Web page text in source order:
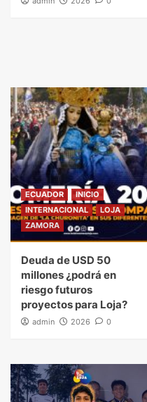
ECUADOR
INICIO
INTERNACIONAL
LOJA
ZAMORA
Deuda de USD 50
millones ¿podrá en
riesgo futuros
proyectos para Loja?
admin 2026 0